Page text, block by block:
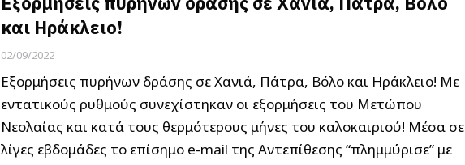
και Ηράκλειο!
02/09/2022
Εξορμήσεις πυρήνων δράσης σε Χανιά, Πάτρα, Βόλο και Ηράκλειο! Με
εντατικούς ρυθμούς συνεχίστηκαν οι εξορμήσεις του Μετώπου
Νεολαίας και κατά τους θερμότερους μήνες του καλοκαιριού! Μέσα σε
λίγες εβδομάδες το επίσημο e-mail της Αντεπίθεσης “πλημμύρισε” με